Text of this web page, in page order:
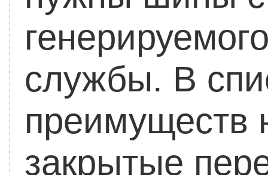
службы. В
преимуществ
закрытые